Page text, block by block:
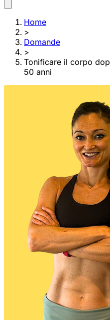
Home
>
Domande
>
Tonificare il corpo
50 anni